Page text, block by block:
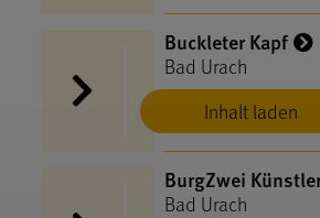
Inhalt laden
Buckleter Kapf
Bad Urach
BurgZwei
Bad Urach